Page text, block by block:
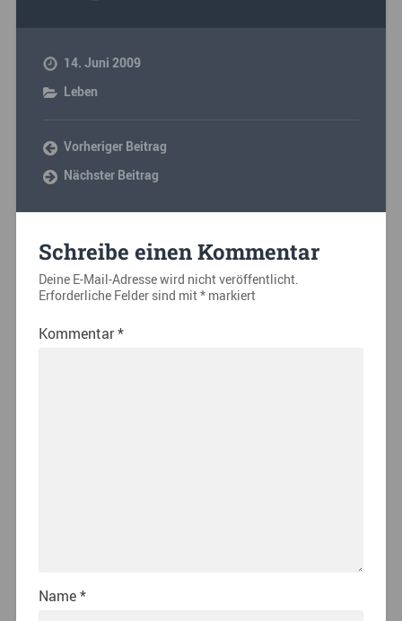
14. Juni 2009
Leben
Vorheriger Beitrag
Nächster Beitrag
Schreibe einen Kommentar
Deine E-Mail-Adresse wird nicht veröffentlicht.
Erforderliche Felder sind mit*markiert
Kommentar*
Name*